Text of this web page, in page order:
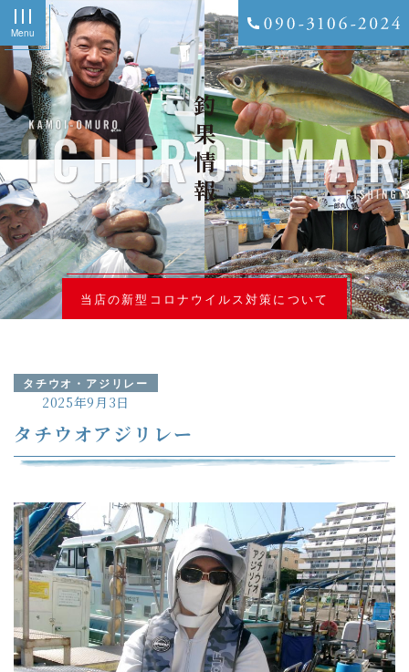
Menu
釣果情報
当店の新型コロナウイルス対策について
タチウオ・アジリレー
2025年9月3日
タチウオアジリレー